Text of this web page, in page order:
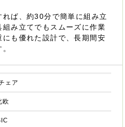
ば、約30分で簡単に組み立
み立てでもスムーズに作業
も優れた設計で、長期間安
ェア
欧